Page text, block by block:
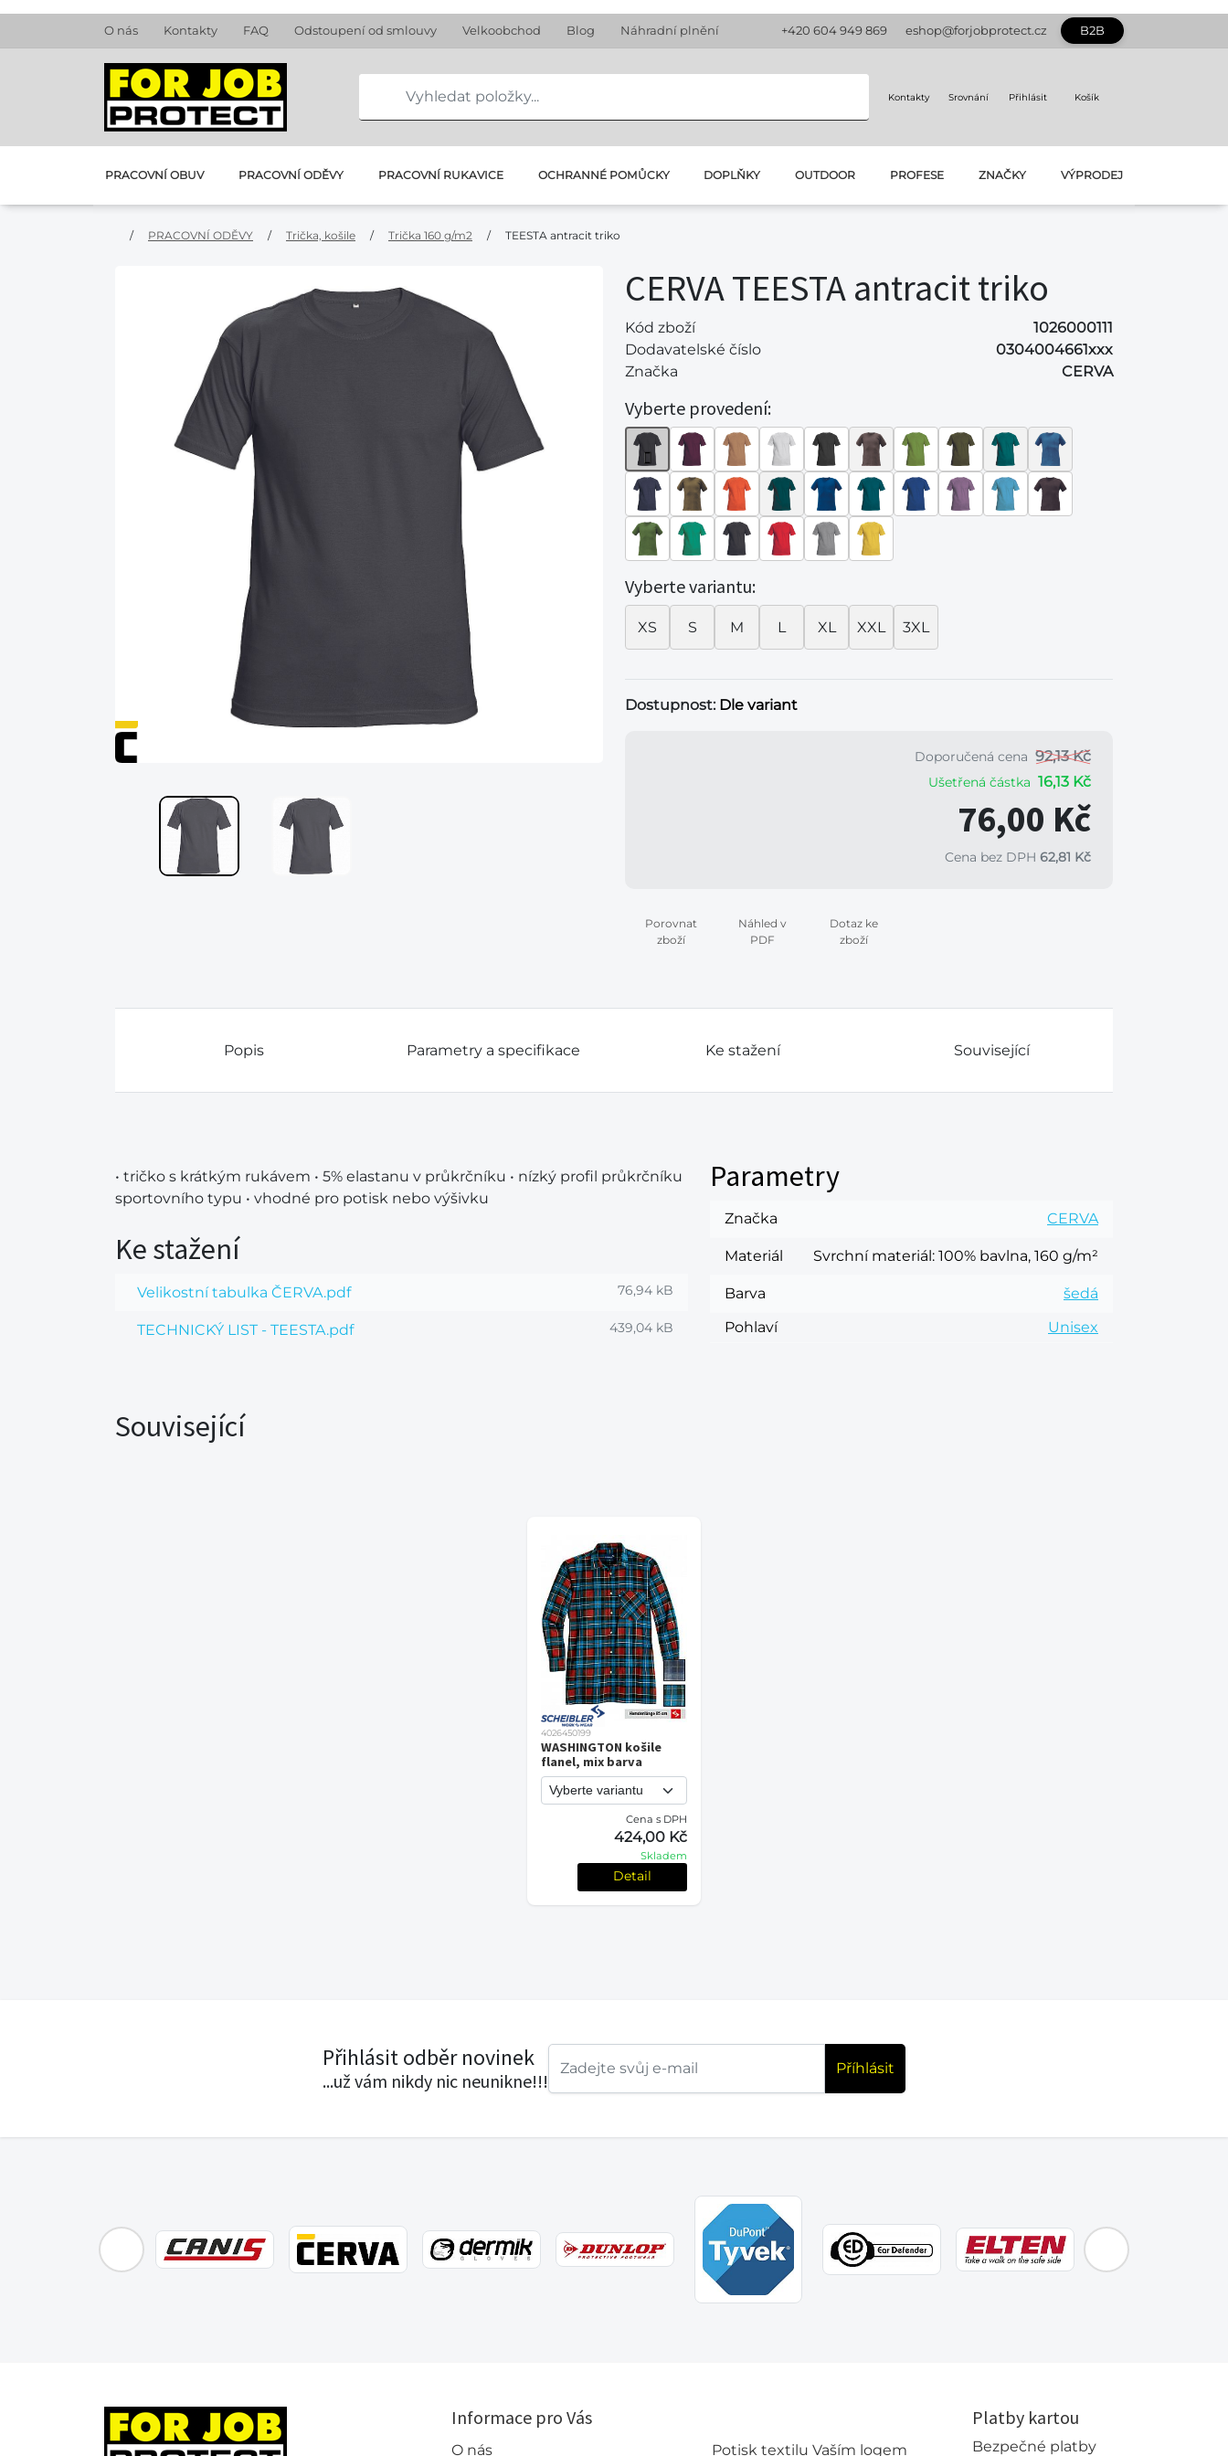
O nás Kontakty FAQ Odstoupení od smlouvy Velkoobchod Blog Náhradní plnění +420 604 949 869 eshop@forjobprotect.cz B2B
Kontakty Srovnání Přihlásit Košík
PRACOVNÍ OBUV PRACOVNÍ ODĚVY PRACOVNÍ RUKAVICE OCHRANNÉ POMŮCKY DOPLŇKY OUTDOOR PROFESE ZNAČKY VÝPRODEJ
/ PRACOVNÍ ODĚVY / Trička, košile / Trička 160 g/m2 / TEESTA antracit triko
CERVA TEESTA antracit triko
Kód zboží
1026000111
Dodavatelské číslo
0304004661xxx
Značka
CERVA
Vyberte provedení:
Vyberte variantu:
XS S M L XL XXL 3XL
Dostupnost: Dle variant
Doporučená cena 92,13 Kč
Ušetřená částka 16,13 Kč
76,00 Kč
Cena bez DPH 62,81 Kč
Porovnat
zboží
Náhled v
PDF
Dotaz ke
zboží
Popis Parametry a specifikace Ke stažení Související
• tričko s krátkým rukávem • 5% elastanu v průkrčníku • nízký profil průkrčníku
sportovního typu • vhodné pro potisk nebo výšivku
Ke stažení
Velikostní tabulka ČERVA.pdf 76,94 kB
TECHNICKÝ LIST - TEESTA.pdf 439,04 kB
Parametry
Značka CERVA
Materiál Svrchní materiál: 100% bavlna, 160 g/m²
Barva
šedá
Pohlaví
Unisex
Související
4026450199
WASHINGTON košile
flanel, mix barva
Cena s DPH
424,00 Kč
Skladem
Detail
Přihlásit odběr novinek
...už vám nikdy nic neunikne!!!
Příhlásit
EMOS
Informace pro Vás
O nás Potisk textilu Vaším logem
Platby kartou
Bezpečné platby